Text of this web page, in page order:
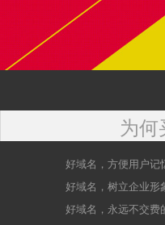
为何
好域名，方便用户记
好域名，树立企业形
好域名，永远不交费